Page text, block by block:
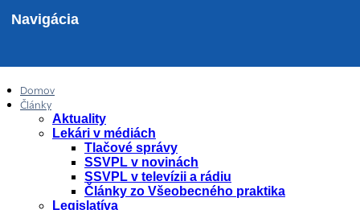
Navigácia
Domov
Články
Aktuality
Lekári v médiách
Tlačové správy
SSVPL v novinách
SSVPL v televízii a rádiu
Články zo Všeobecného praktika
Legislatíva